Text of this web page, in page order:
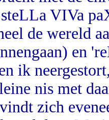
VIVa
de wereld
en
ik
nis met
zich